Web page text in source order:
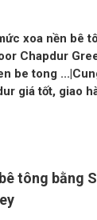
xoa nền bê
Chapdur
be tong
giá tốt, giao
tông bằng